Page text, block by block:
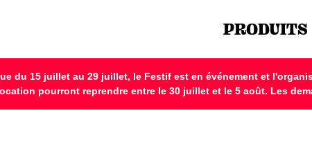
PRODUITS
du 15 juillet au 29 juillet, le Festif est en événement et
pourront reprendre entre le 30 juillet et le 5 août. Les